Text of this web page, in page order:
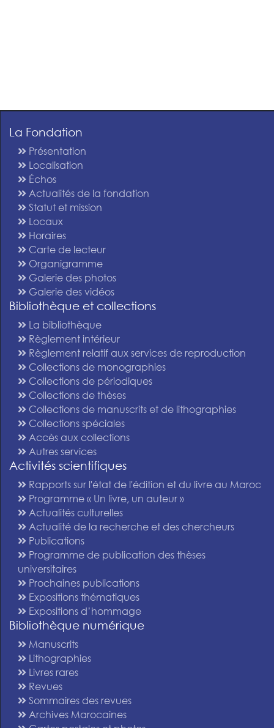
La Fondation
Présentation
Localisation
Échos
Actualités de la fondation
Statut et mission
Locaux
Horaires
Carte de lecteur
Organigramme
Galerie des photos
Galerie des vidéos
Bibliothèque et collections
La bibliothèque
Règlement intérieur
Règlement relatif aux services de reproduction
Collections de monographies
Collections de périodiques
Collections de thèses
Collections de manuscrits et de lithographies
Collections spéciales
Accès aux collections
Autres services
Activités scientifiques
Rapports sur l'état de l'édition et du livre au Maroc
Programme « Un livre, un auteur »
Actualités culturelles
Actualité de la recherche et des chercheurs
Publications
Programme de publication des thèses
universitaires
Prochaines publications
Expositions thématiques
Expositions d’hommage
Bibliothèque numérique
Manuscrits
Lithographies
Livres rares
Revues
Sommaires des revues
Archives Marocaines